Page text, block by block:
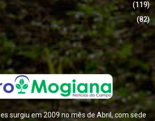
(119)
(82)
surgiu em 2009 no mês de Abril, com sede